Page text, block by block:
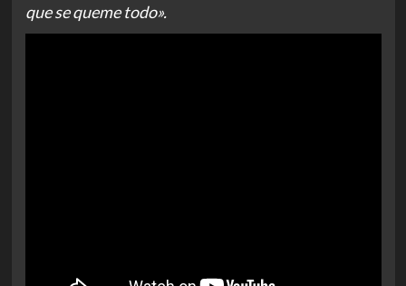
que se queme todo».